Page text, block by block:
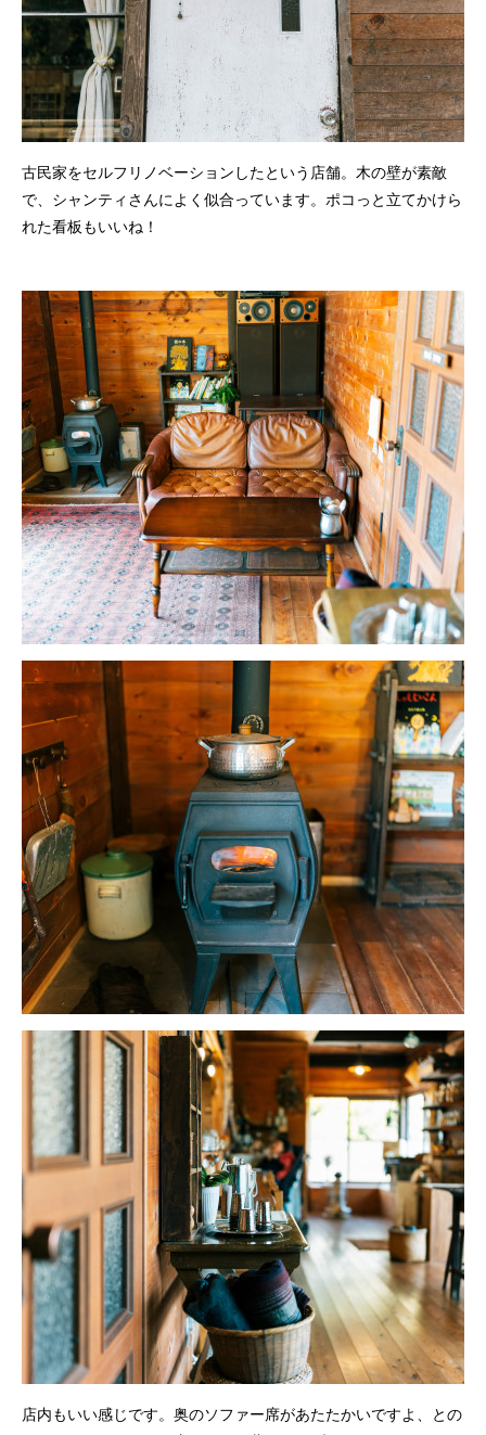
古民家をセルフリノベーションしたという店舗。木の壁が素敵
で、シャンティさんによく似合っています。ポコっと立てかけら
れた看板もいいね！
店内もいい感じです。奥のソファー席があたたかいですよ、との